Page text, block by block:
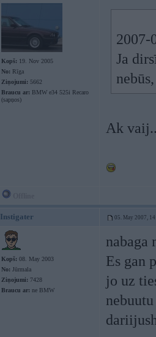
Kopš: 19. Nov 2005
No: Rīga
Ziņojumi: 5662
Braucu ar: BMW e34 525i Recaro
(sapņos)
2007-
Ja
Ak
Instigater 05. May 2007,
Kopš: 08. May 2003
No: Jūrmala
Ziņojumi: 7428
Braucu ar: ne BMW
Es gan
jo uz